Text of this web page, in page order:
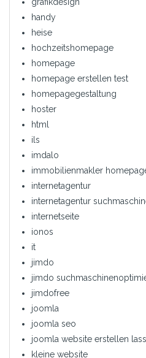
handy
heise
hochzeitshomepage
homepage
homepage erstellen test
homepagegestaltung
hoster
html
ils
imdalo
immobilienmakler
internetagentur
internetagentur
internetseite
ionos
it
jimdo
jimdo
jimdofree
joomla
joomla seo
joomla website erstellen
kleine website